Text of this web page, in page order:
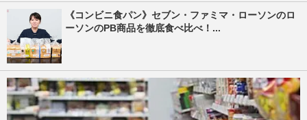
《コンビニ食パン》セブン・ファミマ・ローソンのロ
ーソンのPB商品を徹底食べ比べ！...